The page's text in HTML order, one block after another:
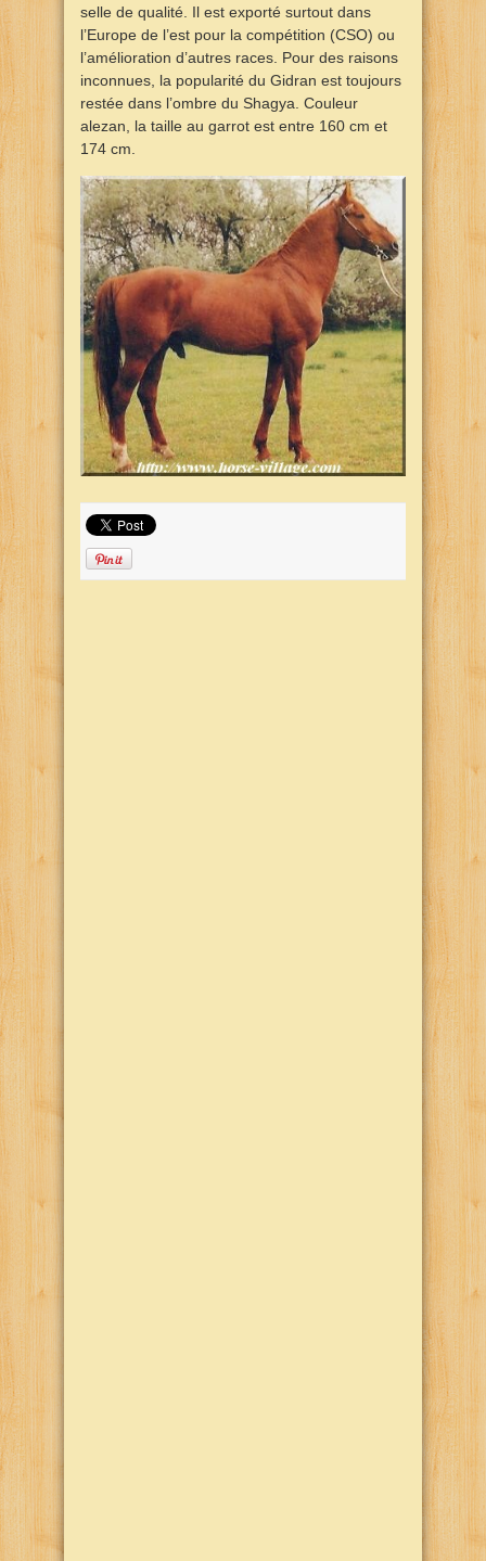
selle de qualité. Il est exporté surtout dans
l’Europe de l’est pour la compétition (CSO) ou
l’amélioration d’autres races. Pour des raisons
inconnues, la popularité du Gidran est toujours
restée dans l’ombre du Shagya. Couleur
alezan, la taille au garrot est entre 160 cm et
174 cm.